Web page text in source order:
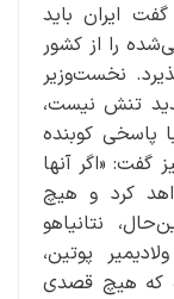
ایران باید
را از کشور
نخست‌وزیر
تنش نیست،
پاسخی کوبنده
گفت: «اگر آنها
کرد و هیچ
نتانیاهو
پوتین،
که هیچ قصدی